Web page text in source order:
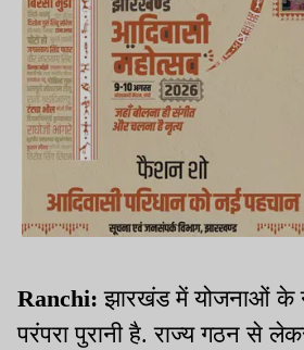
Ranchi: झारखंड में योजनाओं के
परंपरा पुरानी है. राज्य गठन से